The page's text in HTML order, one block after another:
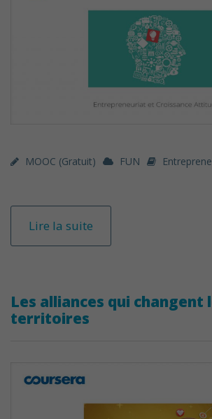
MOOC (gratuit) FUN
Lire la suite
Les alliances qui changent
territoires